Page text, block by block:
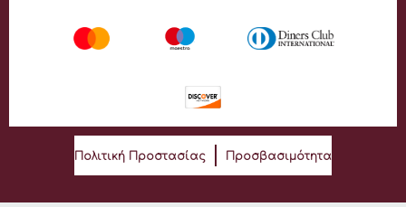
Πολιτική Προστασίας Προσβασιμότητα